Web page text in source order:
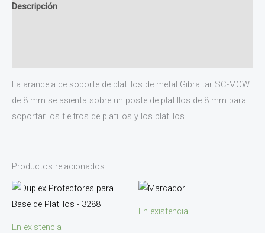
Descripción
La arandela de soporte de platillos de metal Gibraltar SC-MCW
de 8 mm se asienta sobre un poste de platillos de 8 mm para
soportar los fieltros de platillos y los platillos.
Productos relacionados
En existencia
En existencia